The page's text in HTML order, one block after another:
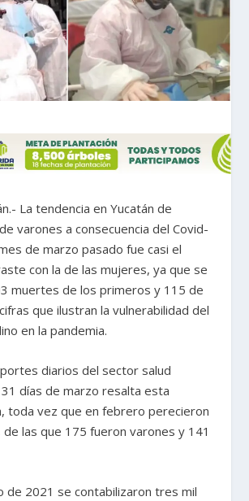
La tendencia en Yucatán de
varones a consecuencia del Covid-
de marzo pasado fue casi el
con la de las mujeres, ya que se
muertes de los primeros y 115 de
que ilustran la vulnerabilidad del
en la pandemia.
diarios del sector salud
días de marzo resalta esta
toda vez que en febrero perecieron
las que 175 fueron varones y 141
de 2021 se contabilizaron tres mil